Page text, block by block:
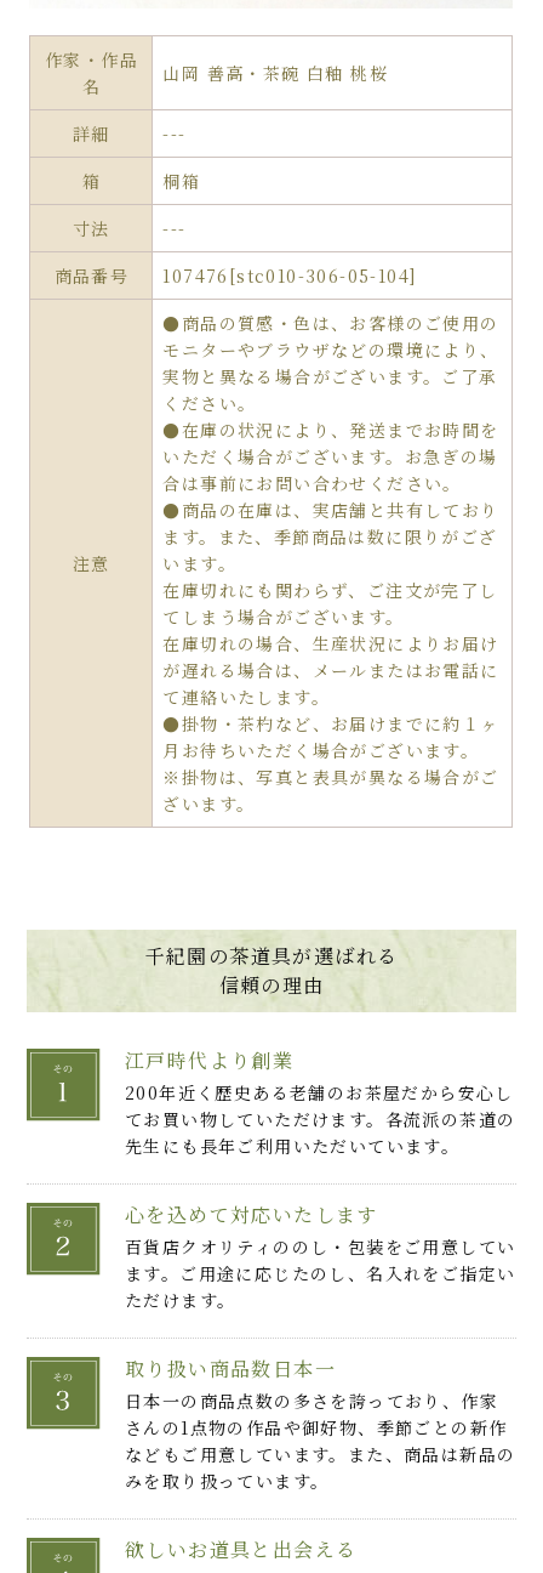
作家・作品
名
山岡 善高・茶碗 白釉 桃桜
詳細
---
箱
桐箱
寸法
---
商品番号
107476[stc010-306-05-104]
注意
●商品の質感・色は、お客様のご使用の
モニターやブラウザなどの環境により、
実物と異なる場合がございます。ご了承
ください。
●在庫の状況により、発送までお時間を
いただく場合がございます。お急ぎの場
合は事前にお問い合わせください。
●商品の在庫は、実店舗と共有しており
ます。また、季節商品は数に限りがござ
います。
在庫切れにも関わらず、ご注文が完了し
てしまう場合がございます。
在庫切れの場合、生産状況によりお届け
が遅れる場合は、メールまたはお電話に
て連絡いたします。
●掛物・茶杓など、お届けまでに約１ヶ
月お待ちいただく場合がございます。
※掛物は、写真と表具が異なる場合がご
ざいます。
千紀園の茶道具が選ばれる
信頼の理由
江戸時代より創業
200年近く歴史ある老舗のお茶屋だから安心し
てお買い物していただけます。各流派の茶道の
先生にも長年ご利用いただいています。
心を込めて対応いたします
百貨店クオリティののし・包装をご用意してい
ます。ご用途に応じたのし、名入れをご指定い
ただけます。
取り扱い商品数日本一
日本一の商品点数の多さを誇っており、作家
さんの1点物の作品や御好物、季節ごとの新作
などもご用意しています。また、商品は新品の
みを取り扱っています。
欲しいお道具と出会える